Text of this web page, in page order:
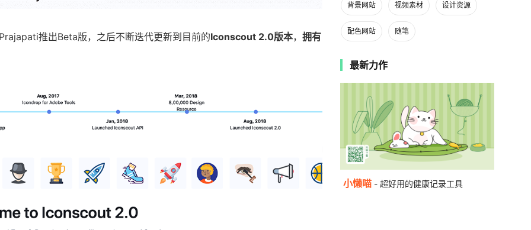
推出Beta版，之后不断迭代更新到目前的Iconscout 2.0版本， 拥有
背景网站 视频素材 设计资源
配色网站 随笔
最新力作
小懒喵 - 超好用的健康记录工具